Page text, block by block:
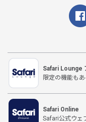
Safari Lounge
限定の機能も
Safari Online
Safari公式ウェ